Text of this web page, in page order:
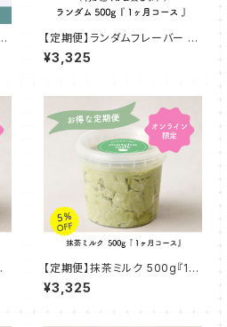
【定期便】ランダムフレーバー 5
00g『1ヶ月コース』
¥3,325
【定期便】抹茶ミルク 500g『1ヶ
月コース』
¥3,325